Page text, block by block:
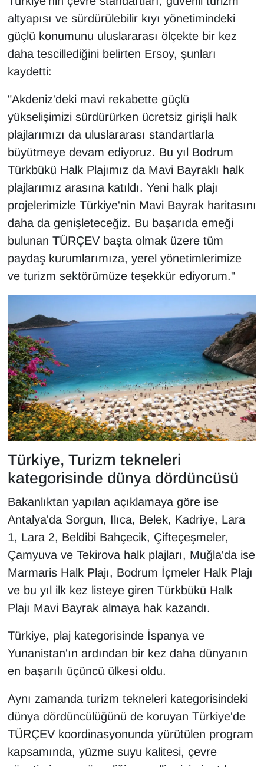
altyapısı ve sürdürülebilir kıyı yönetimindeki
güçlü konumunu uluslararası ölçekte bir kez
daha tescillediğini belirten Ersoy, şunları
kaydetti:
"Akdeniz'deki mavi rekabette güçlü
yükselişimizi sürdürürken ücretsiz girişli halk
plajlarımızı da uluslararası standartlarla
büyütmeye devam ediyoruz. Bu yıl Bodrum
Türkbükü Halk Plajımız da Mavi Bayraklı halk
plajlarımız arasına katıldı. Yeni halk plajı
projelerimizle Türkiye'nin Mavi Bayrak haritasını
daha da genişleteceğiz. Bu başarıda emeği
bulunan TÜRÇEV başta olmak üzere tüm
paydaş kurumlarımıza, yerel yönetimlerimize
ve turizm sektörümüze teşekkür ediyorum."
Türkiye, Turizm tekneleri
kategorisinde dünya dördüncüsü
Bakanlıktan yapılan açıklamaya göre ise
Antalya'da Sorgun, Ilıca, Belek, Kadriye, Lara
1, Lara 2, Beldibi Bahçecik, Çifteçeşmeler,
Çamyuva ve Tekirova halk plajları, Muğla'da ise
Marmaris Halk Plajı, Bodrum İçmeler Halk Plajı
ve bu yıl ilk kez listeye giren Türkbükü Halk
Plajı Mavi Bayrak almaya hak kazandı.
Türkiye, plaj kategorisinde İspanya ve
Yunanistan'ın ardından bir kez daha dünyanın
en başarılı üçüncü ülkesi oldu.
Aynı zamanda turizm tekneleri kategorisindeki
dünya dördüncülüğünü de koruyan Türkiye'de
TÜRÇEV koordinasyonunda yürütülen program
kapsamında, yüzme suyu kalitesi, çevre
MAGAZİN
MEDYA
ONE EKONOMİ
POLİTİKA
Resmi İlanlar
RÖPORTAJ
SAĞLIK
Seri İlan
Sinema - TV
SİYASET
TEBRİK
TEKNOLOJİ
Turizm
VAN'DA SPOR
Vasıta
YAŞAM
YEREL